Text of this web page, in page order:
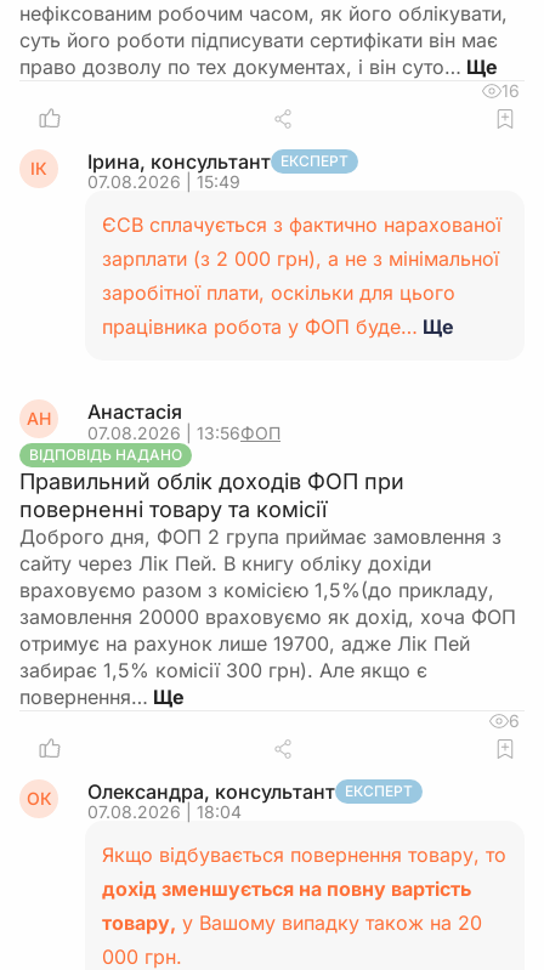
нефіксованим робочим часом, як його облікувати,
суть його роботи підписувати сертифікати він має
право дозволу по тех документах, і він суто…
16
ІК Ірина, консультант ЕКСПЕРТ
07.08.2026 | 15:49
ЄСВ сплачується з фактично нарахованої
зарплати (з 2 000 грн), а не з мінімальної
заробітної плати, оскільки для цього
працівника робота у ФОП буде… Ще
АН Анастасія
07.08.2026 | 13:56ФОП
ВІДПОВІДЬ НАДАНО
Правильний облік доходів ФОП при
поверненні товару та комісії
Доброго дня, ФОП 2 група приймає замовлення з
сайту через Лік Пей. В книгу обліку дохіди
враховуємо разом з комісією 1,5%(до прикладу,
замовлення 20000 враховуємо як дохід, хоча ФОП
отримує на рахунок лише 19700, адже Лік Пей
забирає 1,5% комісії 300 грн). Але якщо є
повернення…
6
ОК Олександра, консультант ЕКСПЕРТ
07.08.2026 | 18:04
Якщо відбувається повернення товару, то
дохід зменшується на повну вартість
товару, у Вашому випадку також на 20
000 грн.